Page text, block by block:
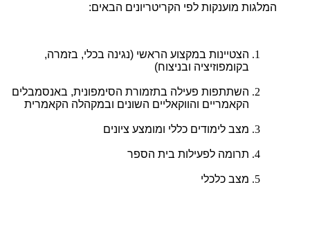
המלגות מוענקות לפי הקריטריונים הבאים:
הצטיינות במקצוע הראשי (נגינה בכלי, בזמרה,
בקומפוזיציה ובניצוח)
השתתפות פעילה בתזמורת הסימפונית, באנסמבלים
הקאמריים והווקאליים השונים ובמקהלה הקאמרית
מצב לימודים כללי ומומצע ציונים
תרומה לפעילות בית הספר
מצב כלכלי